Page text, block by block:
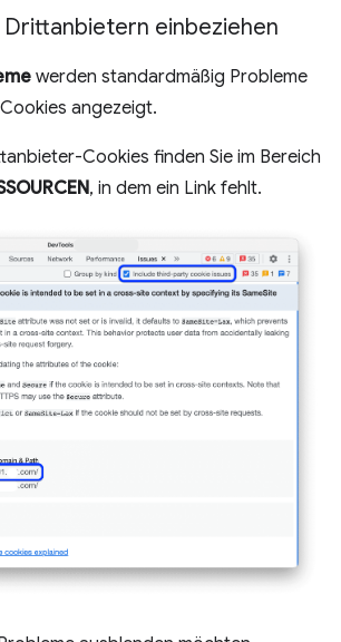
einbeziehen
werden standardmäßig Probleme
angezeigt.
Cookies finden Sie im Bereich
, in dem ein Link fehlt.